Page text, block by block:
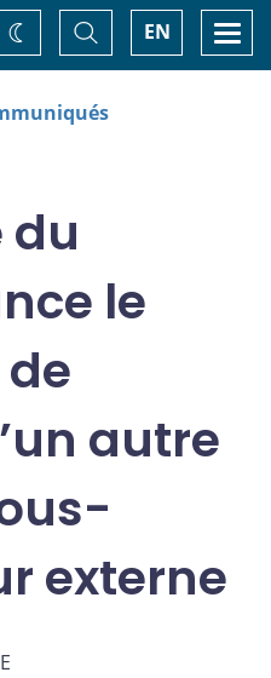
EN
Basculer
la
recherche
Changez
de
thème
du
le
autre
externe